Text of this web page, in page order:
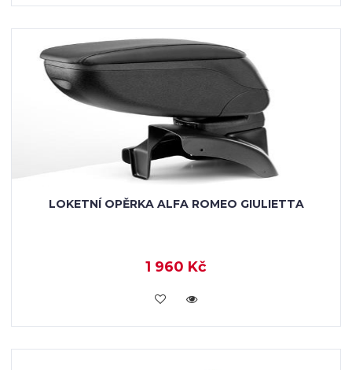
LOKETNÍ OPĚRKA ALFA ROMEO GIULIETTA
1 960 Kč
KOUPIT